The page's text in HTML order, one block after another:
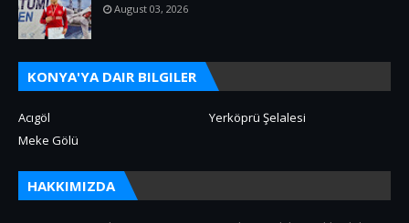
August 03, 2026
KONYA'YA DAIR BILGILER
Acıgöl
Yerköprü Şelalesi
Meke Gölü
HAKKIMIZDA